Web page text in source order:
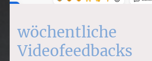
wöchentliche
Videofeedbacks